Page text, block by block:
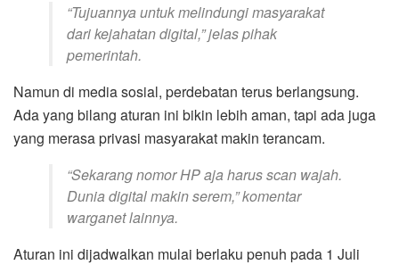
“Tujuannya untuk melindungi masyarakat
dari kejahatan digital,” jelas pihak
pemerintah.
Namun di media sosial, perdebatan terus berlangsung.
Ada yang bilang aturan ini bikin lebih aman, tapi ada juga
yang merasa privasi masyarakat makin terancam.
“Sekarang nomor HP aja harus scan wajah.
Dunia digital makin serem,” komentar
warganet lainnya.
Aturan ini dijadwalkan mulai berlaku penuh pada 1 Juli